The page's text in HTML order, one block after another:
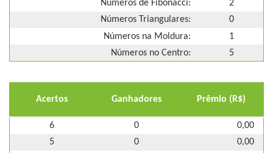
Números de Fibonacci:
2
Números Triangulares:
0
Números na Moldura:
1
Números no Centro:
5
Acertos Ganhadores Prêmio (R$)
6 0
0,00
5
0
0,00